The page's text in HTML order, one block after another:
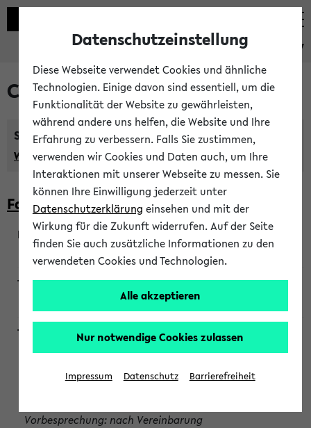
eKVV
Courses taught in English
Semester:
WiSe 2026/2027 SoSe 2026 Previous...
Faculty of Biology
200923
Wendisch, Peters-Wendisch, Stegelmann
Projektmodul "Bakterielle Biotechnologie"
Persönliche Anmeldung beim Veranstalter ist unbedingt
Vorbesprechung: nach Vereinbarung
Datenschutzeinstellung
Diese Webseite verwendet Cookies und ähnliche
Technologien. Einige davon sind essentiell, um die
Funktionalität der Website zu gewährleisten,
während andere uns helfen, die Website und Ihre
Erfahrung zu verbessern. Falls Sie zustimmen,
verwenden wir Cookies und Daten auch, um Ihre
Interaktionen mit unserer Webseite zu messen. Sie
können Ihre Einwilligung jederzeit unter
Datenschutzerklärung einsehen und mit der
Wirkung für die Zukunft widerrufen. Auf der Seite
finden Sie auch zusätzliche Informationen zu den
verwendeten Cookies und Technologien.
Alle akzeptieren
Nur notwendige Cookies zulassen
Impressum Datenschutz Barrierefreiheit